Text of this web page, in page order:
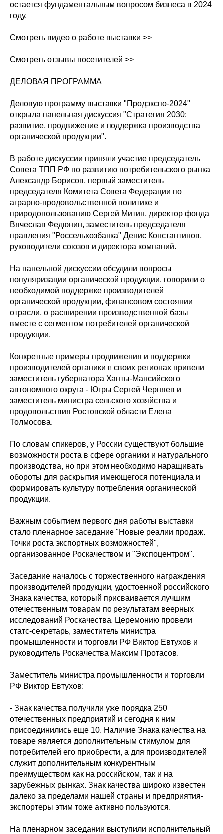
остается фундаментальным вопросом бизнеса в 2024
году.
Смотреть видео о работе выставки >>
Смотреть отзывы посетителей >>
ДЕЛОВАЯ ПРОГРАММА
Деловую программу выставки "Продэкспо-2024"
открыла панельная дискуссия "Стратегия 2030:
развитие, продвижение и поддержка производства
органической продукции".
В работе дискуссии приняли участие председатель
Совета ТПП РФ по развитию потребительского рынка
Александр Борисов, первый заместитель
председателя Комитета Совета Федерации по
аграрно-продовольственной политике и
природопользованию Сергей Митин, директор фонда
Вячеслав Федюнин, заместитель председателя
правления "Россельхозбанка" Денис Константинов,
руководители союзов и директора компаний.
На панельной дискуссии обсудили вопросы
популяризации органической продукции, говорили о
необходимой поддержке производителей
органической продукции, финансовом состоянии
отрасли, о расширении производственной базы
вместе с сегментом потребителей органической
продукции.
Конкретные примеры продвижения и поддержки
производителей органики в своих регионах привели
заместитель губернатора Ханты-Мансийского
автономного округа - Югры Сергей Черняев и
заместитель министра сельского хозяйства и
продовольствия Ростовской области Елена
Толмосова.
По словам спикеров, у России существуют большие
возможности роста в сфере органики и натурального
производства, но при этом необходимо наращивать
обороты для раскрытия имеющегося потенциала и
формировать культуру потребления органической
продукции.
Важным событием первого дня работы выставки
стало пленарное заседание "Новые реалии продаж.
Точки роста экспортных возможностей",
организованное Роскачеством и "Экспоцентром".
Заседание началось с торжественного награждения
производителей продукции, удостоенной российского
Знака качества, который присваивается лучшим
отечественным товарам по результатам веерных
исследований Роскачества. Церемонию провели
статс-секретарь, заместитель министра
промышленности и торговли РФ Виктор Евтухов и
руководитель Роскачества Максим Протасов.
Заместитель министра промышленности и торговли
РФ Виктор Евтухов:
- Знак качества получили уже порядка 250
отечественных предприятий и сегодня к ним
присоединились еще 10. Наличие Знака качества на
товаре является дополнительным стимулом для
потребителей его приобрести, а для производителей
служит дополнительным конкурентным
преимуществом как на российском, так и на
зарубежных рынках. Знак качества широко известен
далеко за пределами нашей страны и предприятия-
экспортеры этим тоже активно пользуются.
На пленарном заседании выступили исполнительный